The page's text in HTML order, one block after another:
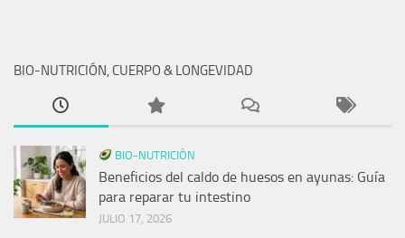
BIO-NUTRICIÓN, CUERPO & LONGEVIDAD
BIO-NUTRICIÓN
Beneficios del caldo de huesos en ayunas: Guía
para reparar tu intestino
JULIO 17, 2026